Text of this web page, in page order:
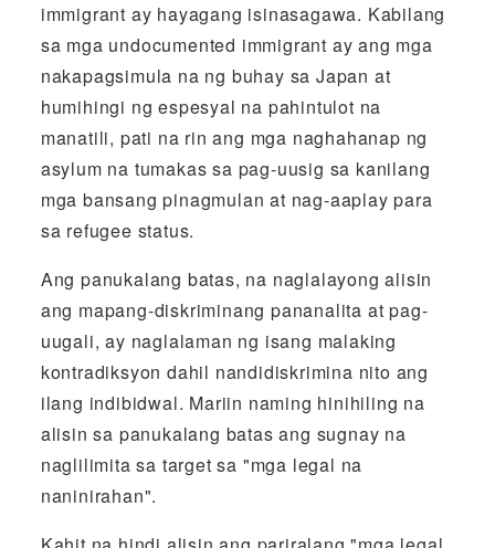
immigrant ay hayagang isinasagawa. Kabilang
sa mga undocumented immigrant ay ang mga
nakapagsimula na ng buhay sa Japan at
humihingi ng espesyal na pahintulot na
manatili, pati na rin ang mga naghahanap ng
asylum na tumakas sa pag-uusig sa kanilang
mga bansang pinagmulan at nag-aaplay para
sa refugee status.
Ang panukalang batas, na naglalayong alisin
ang mapang-diskriminang pananalita at pag-
uugali, ay naglalaman ng isang malaking
kontradiksyon dahil nandidiskrimina nito ang
ilang indibidwal. Mariin naming hinihiling na
alisin sa panukalang batas ang sugnay na
naglilimita sa target sa "mga legal na
naninirahan".